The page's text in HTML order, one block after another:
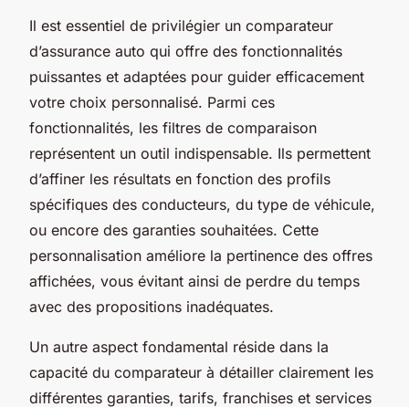
Il est essentiel de privilégier un comparateur
d’assurance auto qui offre des fonctionnalités
puissantes et adaptées pour guider efficacement
votre choix personnalisé. Parmi ces
fonctionnalités, les filtres de comparaison
représentent un outil indispensable. Ils permettent
d’affiner les résultats en fonction des profils
spécifiques des conducteurs, du type de véhicule,
ou encore des garanties souhaitées. Cette
personnalisation améliore la pertinence des offres
affichées, vous évitant ainsi de perdre du temps
avec des propositions inadéquates.
Un autre aspect fondamental réside dans la
capacité du comparateur à détailler clairement les
différentes garanties, tarifs, franchises et services